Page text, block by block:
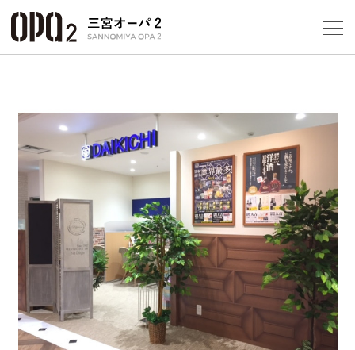
Next
ショッ
レスト
施設案内
アクセ
スタッ